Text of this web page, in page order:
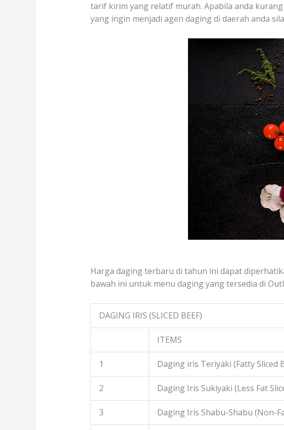
tarif kirim yang relatif murah. Apabila anda
yang ingin menjadi agen daging di daerah anda
Harga daging terbaru di tahun ini dapat
bawah ini untuk menu daging yang tersedia di
DAGING IRIS (SLICED BEEF)
ITEMS
1 Daging iris Teriyaki (Fatty Sliced
2 Daging Iris Sukiyaki (Less Fat
3 Daging Iris Shabu-Shabu (Non-